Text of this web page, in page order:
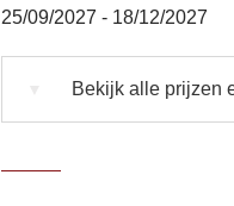
25/09/2027 - 18/12/2027
Bekijk alle prijzen